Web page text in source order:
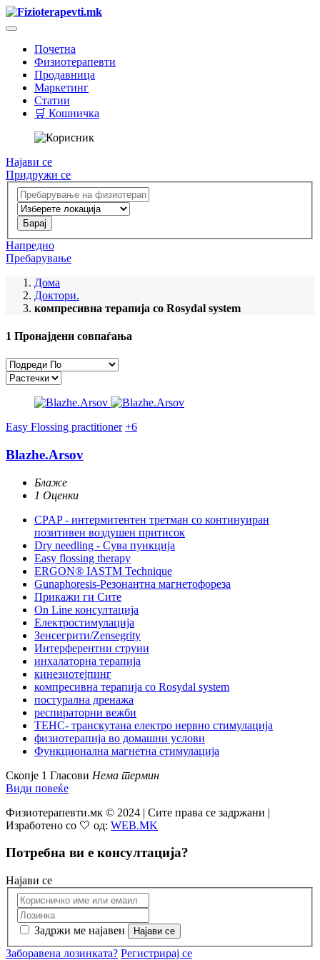
Почетна
Физиотерапевти
Продавница
Маркетинг
Статии
🛒 Кошничка
Најави се
Придружи се
Напредно
Пребарување
Дома
Доктори.
компресивна терапија со Rosydal system
1 Пронајдени совпаѓања
Easy Flossing practitioner +6
Blazhe.Arsov
Блаже
1 Оценки
CPAP - интермитентен третман со континуиран
позитивен воздушен притисок
Dry needling - Сува пункција
Easy flossing therapy
ERGON® IASTM Technique
Gunaphoresis-Резонантна магнетофореза
Прикажи ги Сите
On Line консултација
Електростимулација
Зенсегрити/Zensegrity
Интерферентни струии
инхалаторна терапија
кинезиотејпинг
компресивна терапија со Rosydal system
постурална дренажа
респираторни вежби
ТЕНС- транскутана електро нервно стимулација
физиотерапија во домашни услови
Функционална магнетна стимулација
Скопје 1 Гласови Нема термин
Види повеќе
Физиотерапевти.мк © 2024 | Сите права се задржани |
Изработено со 🤍 од: WEB.MK
Потребна ви е консултација?
Најави се
Задржи ме најавен
Заборавена лозинката? Регистрирај се